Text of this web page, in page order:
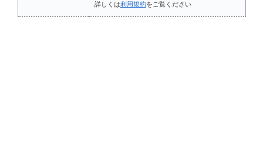
詳しくは利用規約をご覧ください